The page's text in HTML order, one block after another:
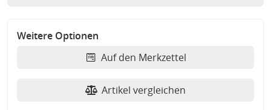
Weitere Optionen
Auf den Merkzettel
Artikel vergleichen